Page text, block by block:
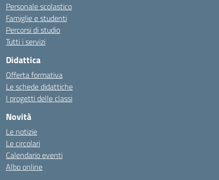
Personale scolastico
Famiglie e studenti
Percorsi di studio
Tutti i servizi
Didattica
Offerta formativa
Le schede didattiche
I progetti delle classi
Novità
Le notizie
Le circolari
Calendario eventi
Albo online